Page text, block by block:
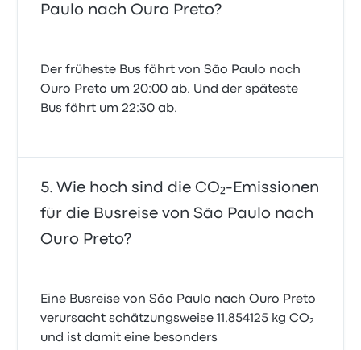
Paulo nach Ouro Preto?
Der früheste Bus fährt von São Paulo nach
Ouro Preto um 20:00 ab. Und der späteste
Bus fährt um 22:30 ab.
Wie hoch sind die CO₂-Emissionen
für die Busreise von São Paulo nach
Ouro Preto?
Eine Busreise von São Paulo nach Ouro Preto
verursacht schätzungsweise 11.854125 kg CO₂
und ist damit eine besonders